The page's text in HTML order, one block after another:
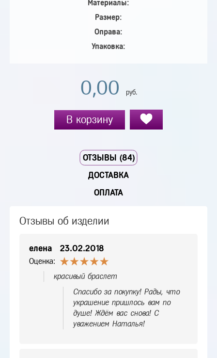
Материалы:
Размер:
Оправа:
Упаковка:
0,00 руб.
В корзину
ОТЗЫВЫ (84)
ДОСТАВКА
ОПЛАТА
Отзывы об изделии
елена 23.02.2018
Оценка:
красивый браслет
Спасибо за покупку! Рады, что
украшение пришлось вам по
душе! Ждём вас снова! С
уважением Наталья!